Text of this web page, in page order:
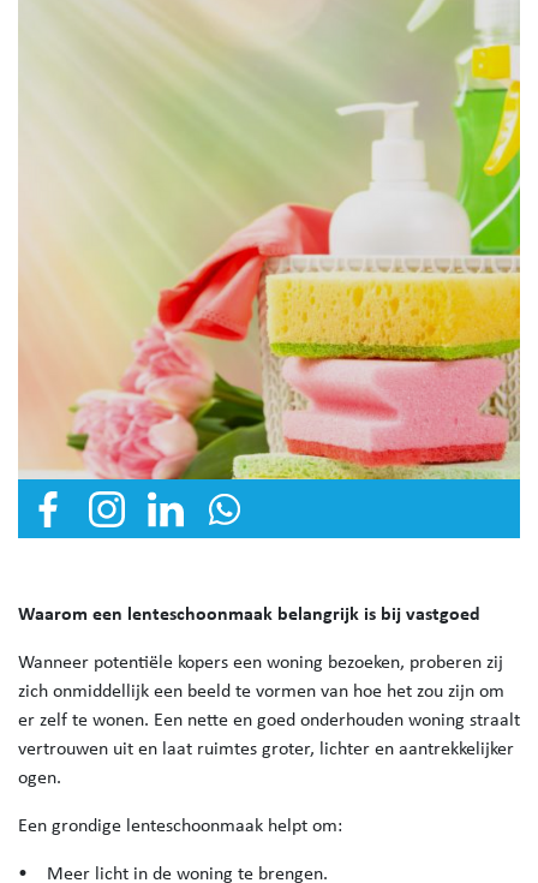
Waarom een lenteschoonmaak belangrijk is bij vastgoed
Wanneer potentiële kopers een woning bezoeken, proberen zij
zich onmiddellijk een beeld te vormen van hoe het zou zijn om
er zelf te wonen. Een nette en goed onderhouden woning straalt
vertrouwen uit en laat ruimtes groter, lichter en aantrekkelijker
ogen.
Een grondige lenteschoonmaak helpt om:
• Meer licht in de woning te brengen.